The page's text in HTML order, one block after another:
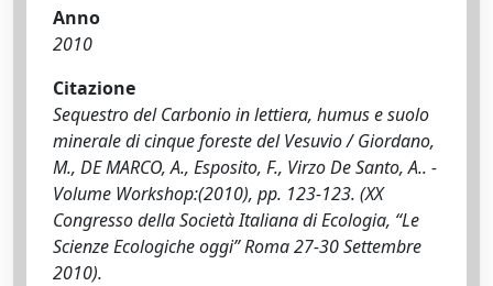
Anno
2010
Citazione
Sequestro del Carbonio in lettiera, humus e suolo
minerale di cinque foreste del Vesuvio / Giordano,
M., DE MARCO, A., Esposito, F., Virzo De Santo, A.. -
Volume Workshop:(2010), pp. 123-123. (XX
Congresso della Società Italiana di Ecologia, “Le
Scienze Ecologiche oggi” Roma 27-30 Settembre
2010).